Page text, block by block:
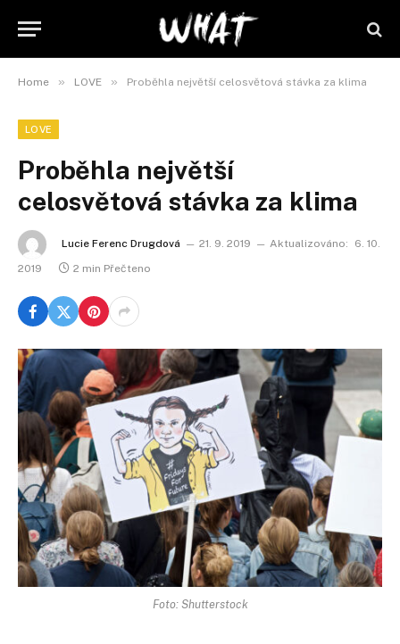
Home » LOVE » Proběhla největší celosvětová stávka za klima
LOVE
Proběhla největší
celosvětová stávka za klima
Lucie Ferenc Drugdová 21. 9. 2019 Aktualizováno:
6. 10.
2019
2 min Přečteno
Foto: Shutterstock